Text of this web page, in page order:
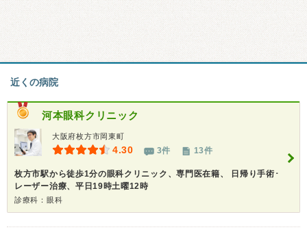
近くの病院
河本眼科クリニック
大阪府枚方市岡東町
4.30 3件 13件
枚方市駅から徒歩1分の眼科クリニック、専門医在籍、 日帰り手術･
レーザー治療、平日19時土曜12時
診療科：眼科